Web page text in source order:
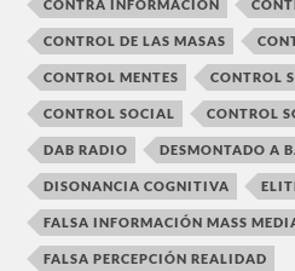
CONTRA INFORMACIÓN
CONTROL DE LAS MASAS
CONTROL MENTES CONTROL
CONTROL SOCIAL CONTROL
DAB RADIO DESMONTADO A
DISONANCIA COGNITIVA
FALSA INFORMACIÓN MASS
FALSA PERCEPCIÓN REALIDAD